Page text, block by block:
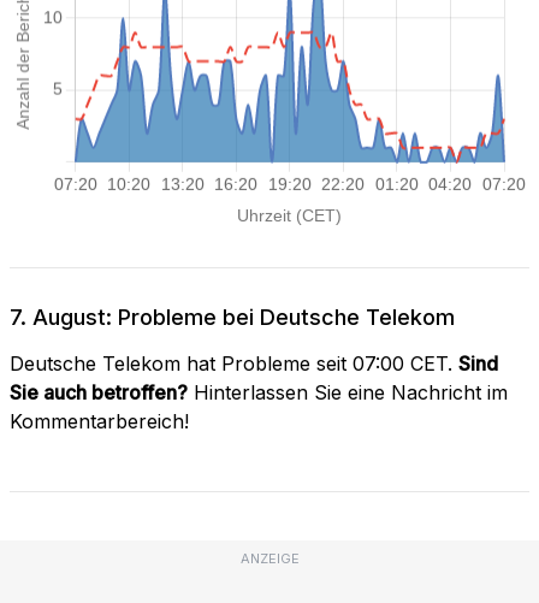
7. August: Probleme bei Deutsche Telekom
Deutsche Telekom hat Probleme seit 07:00 CET. Sind
Sie auch betroffen? Hinterlassen Sie eine Nachricht im
Kommentarbereich!
ANZEIGE